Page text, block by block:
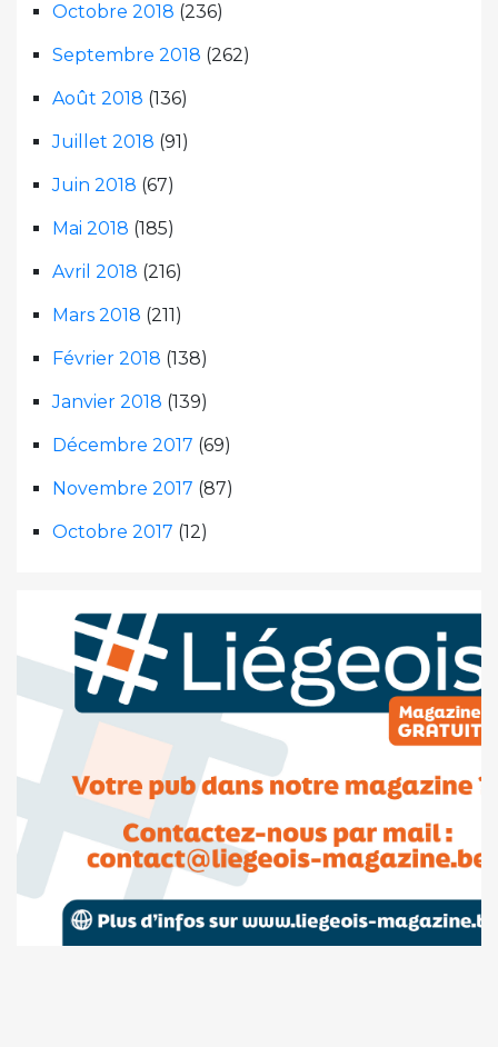
Octobre 2018 (236)
Septembre 2018 (262)
Août 2018 (136)
Juillet 2018 (91)
Juin 2018 (67)
Mai 2018 (185)
Avril 2018 (216)
Mars 2018 (211)
Février 2018 (138)
Janvier 2018 (139)
Décembre 2017 (69)
Novembre 2017 (87)
Octobre 2017 (12)